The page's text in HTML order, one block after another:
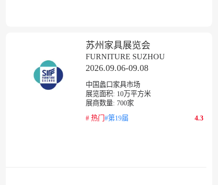
苏州家具展览会
FURNITURE SUZHOU
2026.09.06-09.08
中国蠡口家具市场
展览面积: 10万平方米
展商数量: 700家
# 热门 #第19届 4.3